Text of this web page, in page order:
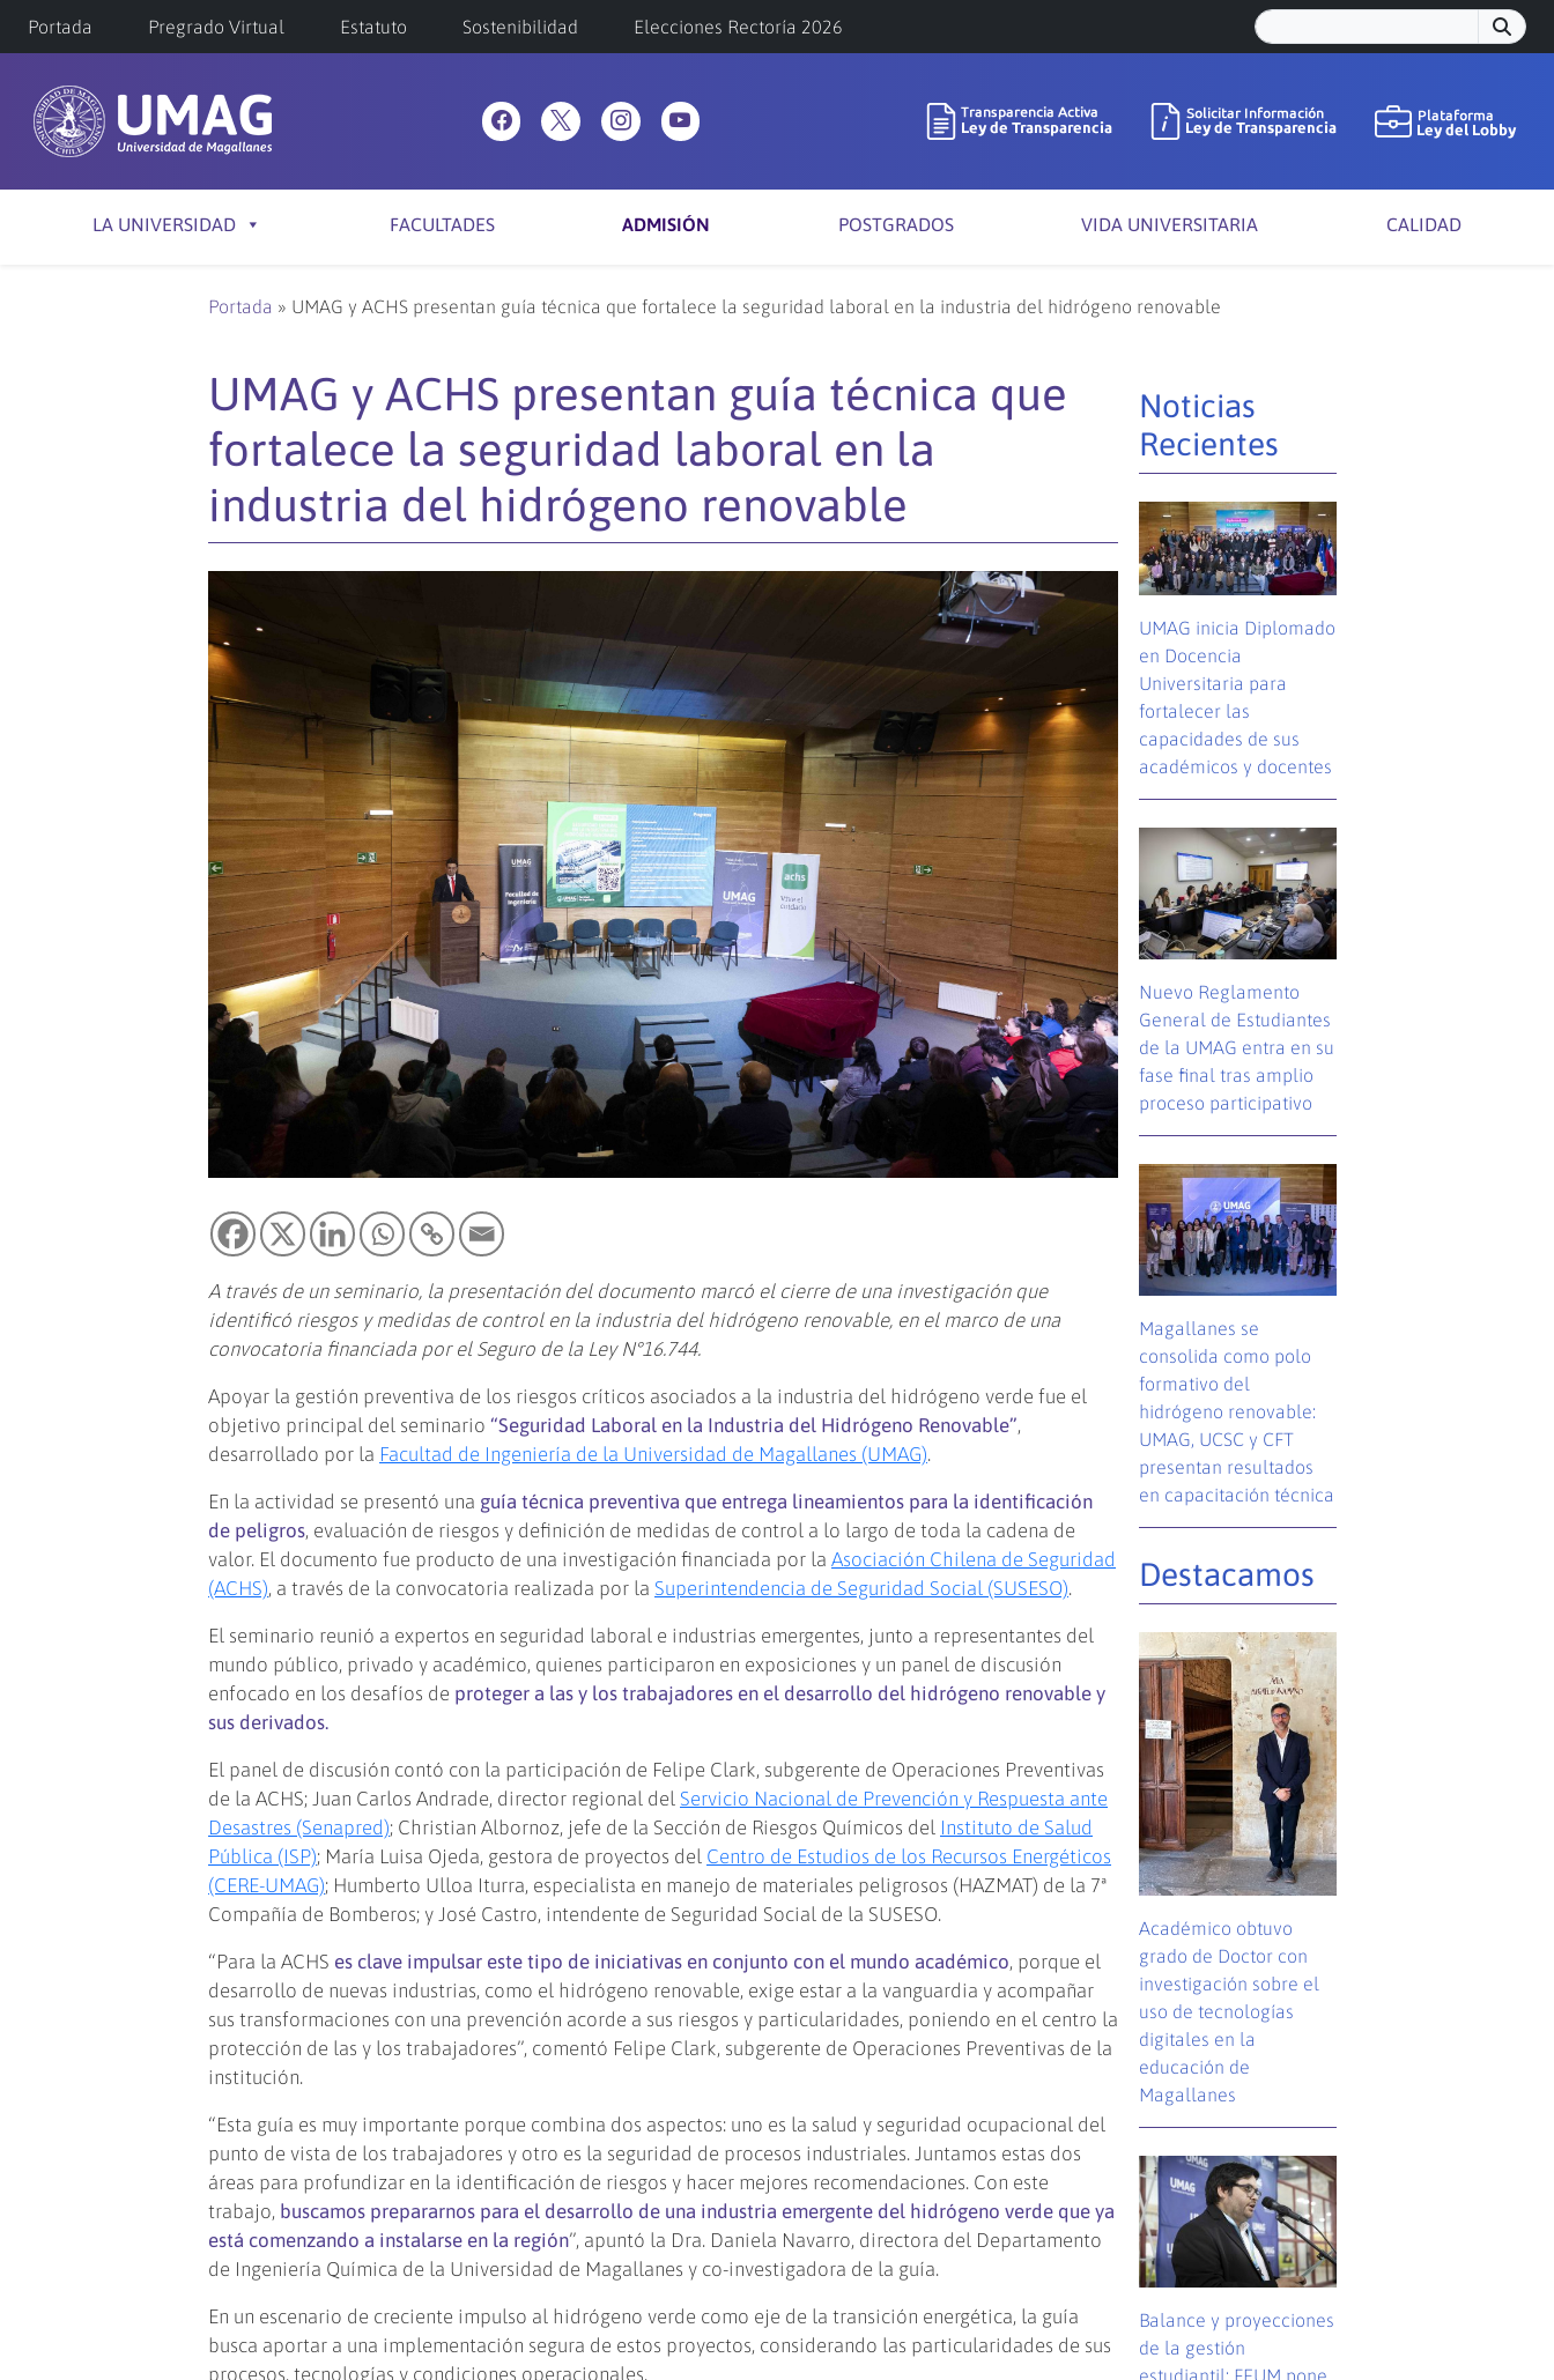
Portada Pregrado Virtual Estatuto Sostenibilidad Elecciones Rectoría 2026
LA UNIVERSIDAD FACULTADES ADMISIÓN POSTGRADOS VIDA UNIVERSITARIA CALIDAD
Portada » UMAG y ACHS presentan guía técnica que fortalece la seguridad laboral en la industria del hidrógeno renovable
UMAG y ACHS presentan guía técnica que
fortalece la seguridad laboral en la
industria del hidrógeno renovable
A través de un seminario, la presentación del documento marcó el cierre de una investigación que
identificó riesgos y medidas de control en la industria del hidrógeno renovable, en el marco de una
convocatoria financiada por el Seguro de la Ley N°16.744.
​Apoyar la gestión preventiva de los riesgos críticos asociados a la industria del hidrógeno verde fue el
objetivo principal del seminario“Seguridad Laboral en la Industria del Hidrógeno Renovable”,
desarrollado por la Facultad de Ingeniería de la Universidad de Magallanes (UMAG).
En la actividad se presentó una guía técnica preventiva que entrega lineamientos para la identificación
de peligros, evaluación de riesgos y definición de medidas de control a lo largo de toda la cadena de
valor. El documento fue producto de una investigación financiada por laAsociación Chilena de Seguridad
(ACHS), a través de la convocatoria realizada por la Superintendencia de Seguridad Social (SUSESO).
El seminario reunió a expertos en seguridad laboral e industrias emergentes, junto a representantes del
mundo público, privado y académico, quienes participaron en exposiciones y un panel de discusión
enfocado en los desafíos de proteger a las y los trabajadores en el desarrollo del hidrógeno renovable y
sus derivados.
El panel de discusión contó con la participación de Felipe Clark, subgerente de Operaciones Preventivas
de la ACHS; Juan Carlos Andrade, director regional del Servicio Nacional de Prevención y Respuesta ante
Desastres (Senapred); Christian Albornoz, jefe de la Sección de Riesgos Químicos del Instituto de Salud
Pública (ISP); María Luisa Ojeda, gestora de proyectos del Centro de Estudios de los Recursos Energéticos
(CERE-UMAG); Humberto Ulloa Iturra, especialista en manejo de materiales peligrosos (HAZMAT) de la 7ª
Compañía de Bomberos; y José Castro, intendente de Seguridad Social de la SUSESO.
“Para la ACHS es clave impulsar este tipo de iniciativas en conjunto con el mundo académico, porque el
desarrollo de nuevas industrias, como el hidrógeno renovable, exige estar a la vanguardia y acompañar
sus transformaciones con una prevención acorde a sus riesgos y particularidades, poniendo en el centro la
protección de las y los trabajadores”, comentó Felipe Clark, subgerente de Operaciones Preventivas de la
institución.
“Esta guía es muy importante porque combina dos aspectos: uno es la salud y seguridad ocupacional del
punto de vista de los trabajadores y otro es la seguridad de procesos industriales. Juntamos estas dos
áreas para profundizar en la identificación de riesgos y hacer mejores recomendaciones. Con este
trabajo, buscamos prepararnos para el desarrollo de una industria emergente del hidrógeno verde que ya
está comenzando a instalarse en la región”, apuntó la Dra. Daniela Navarro, directora del Departamento
de Ingeniería Química de la Universidad de Magallanes y co-investigadora de la guía.
En un escenario de creciente impulso al hidrógeno verde como eje de la transición energética, la guía
busca aportar a una implementación segura de estos proyectos, considerando las particularidades de sus
procesos, tecnologías y condiciones operacionales.
Noticias
Recientes
UMAG inicia Diplomado
en Docencia
Universitaria para
fortalecer las
capacidades de sus
académicos y docentes
Nuevo Reglamento
General de Estudiantes
de la UMAG entra en su
fase final tras amplio
proceso participativo
Magallanes se
consolida como polo
formativo del
hidrógeno renovable:
UMAG, UCSC y CFT
presentan resultados
en capacitación técnica
Destacamos
Académico obtuvo
grado de Doctor con
investigación sobre el
uso de tecnologías
digitales en la
educación de
Magallanes
Balance y proyecciones
de la gestión
estudiantil: FEUM pone